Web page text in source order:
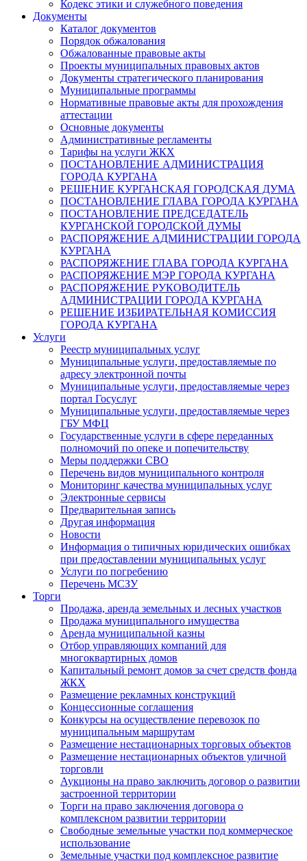
Кодекс этики и служебного поведения
Документы
Каталог документов
Порядок обжалования
Обжалованные правовые акты
Проекты муниципальных правовых актов
Документы стратегического планирования
Муниципальные программы
Нормативные правовые акты для прохождения
аттестации
Основные документы
Административные регламенты
Тарифы на услуги ЖКХ
ПОСТАНОВЛЕНИЕ АДМИНИСТРАЦИЯ
ГОРОДА КУРГАНА
РЕШЕНИЕ КУРГАНСКАЯ ГОРОДСКАЯ ДУМА
ПОСТАНОВЛЕНИЕ ГЛАВА ГОРОДА КУРГАНА
ПОСТАНОВЛЕНИЕ ПРЕДСЕДАТЕЛЬ
КУРГАНСКОЙ ГОРОДСКОЙ ДУМЫ
РАСПОРЯЖЕНИЕ АДМИНИСТРАЦИИ ГОРОДА
КУРГАНА
РАСПОРЯЖЕНИЕ ГЛАВА ГОРОДА КУРГАНА
РАСПОРЯЖЕНИЕ МЭР ГОРОДА КУРГАНА
РАСПОРЯЖЕНИЕ РУКОВОДИТЕЛЬ
АДМИНИСТРАЦИИ ГОРОДА КУРГАНА
РЕШЕНИЕ ИЗБИРАТЕЛЬНАЯ КОМИССИЯ
ГОРОДА КУРГАНА
Услуги
Реестр муниципальных услуг
Муниципальные услуги, предоставляемые по
адресу электронной почты
Муниципальные услуги, предоставляемые через
портал Госуслуг
Муниципальные услуги, предоставляемые через
ГБУ МФЦ
Государственные услуги в сфере переданных
полномочий по опеке и попечительству
Меры поддержки СВО
Перечень видов муниципального контроля
Мониторинг качества муниципальных услуг
Электронные сервисы
Предварительная запись
Другая информация
Новости
Информация о типичных юридических ошибках
при предоставлении муниципальных услуг
Услуги по погребению
Перечень МСЗУ
Торги
Продажа, аренда земельных и лесных участков
Продажа муниципального имущества
Аренда муниципальной казны
Отбор управляющих компаний для
многоквартирных домов
Капитальный ремонт домов за счет средств фонда
ЖКХ
Размещение рекламных конструкций
Концессионные соглашения
Конкурсы на осуществление перевозок по
муниципальным маршрутам
Размещение нестационарных торговых объектов
Размещение нестационарных объектов уличной
торговли
Аукционы на право заключить договор о развитии
застроенной территории
Торги на право заключения договора о
комплексном развитии территории
Свободные земельные участки под коммерческое
использование
Земельные участки под комплексное развитие